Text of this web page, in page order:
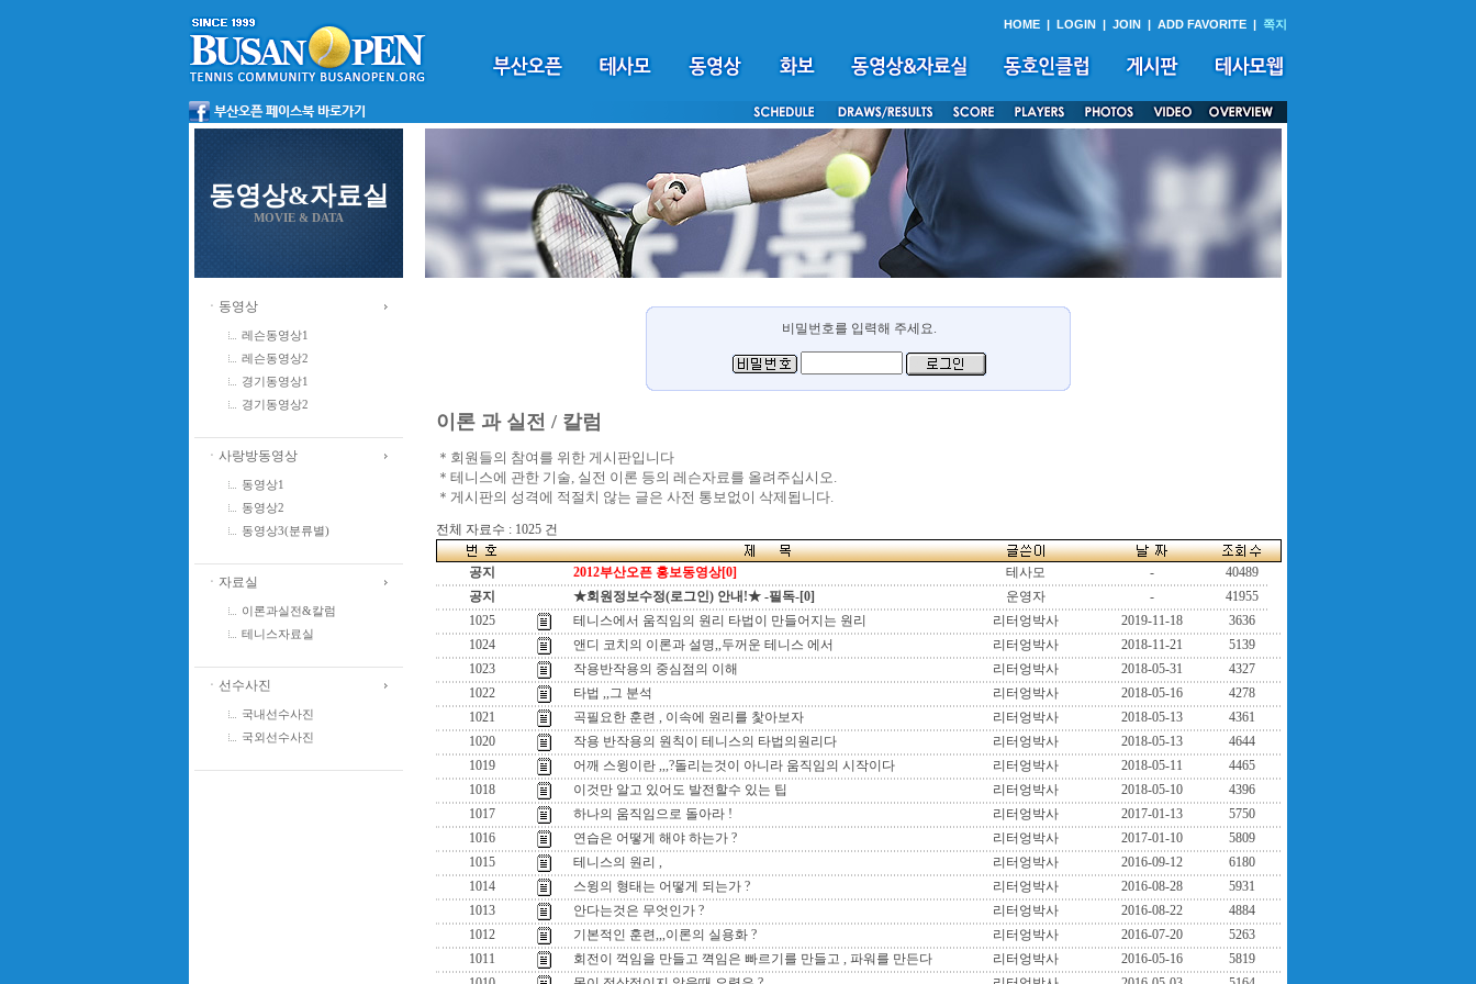
HOME | LOGIN | JOIN | ADD FAVORITE | 쪽지
동영상&자료실
MOVIE & DATA
ㆍ동영상
레슨동영상1
레슨동영상2
경기동영상1
경기동영상2
ㆍ사랑방동영상
동영상1
동영상2
동영상3(분류별)
ㆍ자료실
이론과실전&칼럼
테니스자료실
ㆍ선수사진
국내선수사진
국외선수사진
비밀번호를 입력해 주세요.
이론 과 실전 / 칼럼
＊회원들의 참여를 위한 게시판입니다
＊테니스에 관한 기술, 실전 이론 등의 레슨자료를 올려주십시오.
＊게시판의 성격에 적절치 않는 글은 사전 통보없이 삭제됩니다.
전체 자료수 : 1025 건
공지 2012부산오픈 홍보동영상[0] 테사모 -
40489
공지
★회원정보수정(로그인) 안내!★ -필독-[0] 운영자 -
41955
1025
테니스에서 움직임의 원리 타법이 만들어지는 원리 리터엉박사 2019-11-18
3636
1024
앤디 코치의 이론과 설명,,두꺼운 테니스 에서 리터엉박사 2018-11-21
5139
1023
작용반작용의 중심점의 이해 리터엉박사 2018-05-31
4327
1022
타법 ,,그 분석 리터엉박사 2018-05-16
4278
1021
곡필요한 훈련 , 이속에 원리를 찿아보자 리터엉박사 2018-05-13
4361
1020
작용 반작용의 원칙이 테니스의 타법의원리다 리터엉박사 2018-05-13
4644
1019
어깨 스윙이란 ,,,?돌리는것이 아니라 움직임의 시작이다 리터엉박사 2018-05-11
4465
1018
이것만 알고 있어도 발전할수 있는 팁 리터엉박사 2018-05-10
4396
1017
하나의 움직임으로 돌아라 ! 리터엉박사 2017-01-13
5750
1016
연습은 어떻게 해야 하는가 ? 리터엉박사 2017-01-10
5809
1015
테니스의 원리 , 리터엉박사 2016-09-12
6180
1014
스윙의 형태는 어떻게 되는가 ? 리터엉박사 2016-08-28
5931
1013
안다는것은 무엇인가 ? 리터엉박사 2016-08-22
4884
1012
기본적인 훈련,,,이론의 실용화 ? 리터엉박사 2016-07-20
5263
1011
회전이 꺽임을 만들고 껵임은 빠르기를 만들고 , 파워를 만든다 리터엉박사 2016-05-16
5819